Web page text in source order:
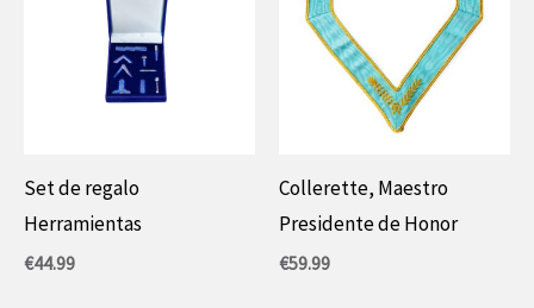
22,99
€.
Set de regalo
Herramientas
€44.99
Collerette, Maestro
Presidente de Honor
€59.99